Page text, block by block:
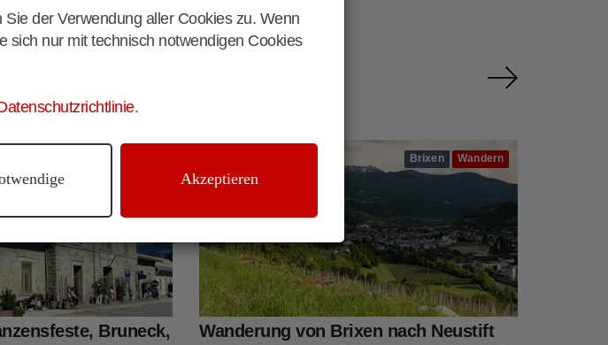
Bruneck,
Brixen Wandern
Wanderung von Brixen nach Neustift
der Verwendung aller Cookies zu. Wenn
sich nur mit technisch notwendigen Cookies
.
Akzeptieren